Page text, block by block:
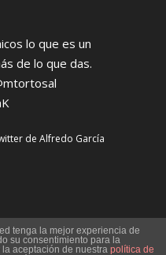
lo que es un
de lo que das.
de Alfredo García
tenga la mejor experiencia de
su consentimiento para la
aceptación de nuestra política de